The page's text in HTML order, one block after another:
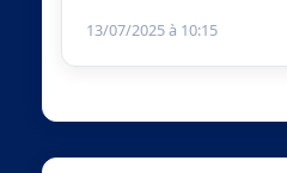
13/07/2025 à 10:15